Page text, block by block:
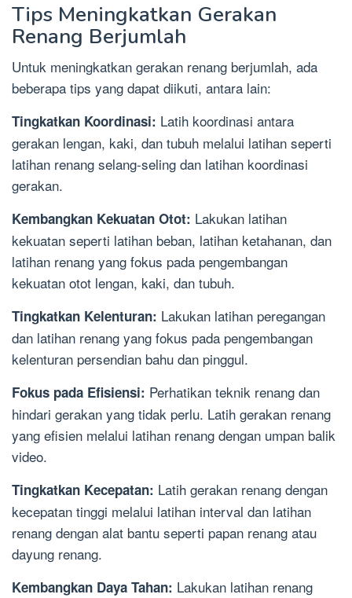
Tips Meningkatkan Gerakan
Renang Berjumlah
Untuk meningkatkan gerakan renang berjumlah, ada
beberapa tips yang dapat diikuti, antara lain:
Tingkatkan Koordinasi: Latih koordinasi antara
gerakan lengan, kaki, dan tubuh melalui latihan seperti
latihan renang selang-seling dan latihan koordinasi
gerakan.
Kembangkan Kekuatan Otot: Lakukan latihan
kekuatan seperti latihan beban, latihan ketahanan, dan
latihan renang yang fokus pada pengembangan
kekuatan otot lengan, kaki, dan tubuh.
Tingkatkan Kelenturan: Lakukan latihan peregangan
dan latihan renang yang fokus pada pengembangan
kelenturan persendian bahu dan pinggul.
Fokus pada Efisiensi: Perhatikan teknik renang dan
hindari gerakan yang tidak perlu. Latih gerakan renang
yang efisien melalui latihan renang dengan umpan balik
video.
Tingkatkan Kecepatan: Latih gerakan renang dengan
kecepatan tinggi melalui latihan interval dan latihan
renang dengan alat bantu seperti papan renang atau
dayung renang.
Kembangkan Daya Tahan: Lakukan latihan renang